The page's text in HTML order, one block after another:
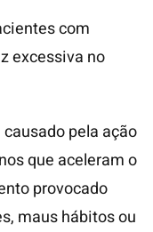
com
excessiva no
pela ação
que aceleram o
provocado
maus hábitos ou